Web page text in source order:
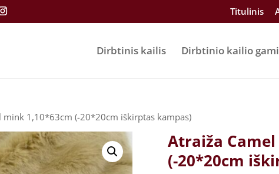
Titulinis
Dirbtinis kailis Dirbtinio kailio
mink 1,10*63cm (-20*20cm iškirptas kampas)
Atraiža
(-20*20cm